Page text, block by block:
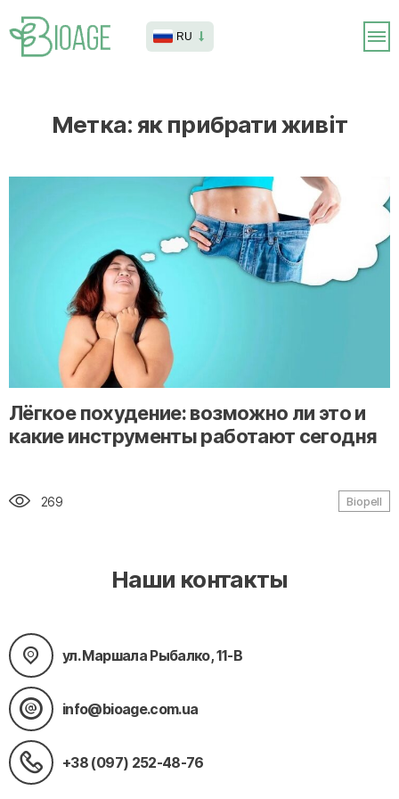
RU
Метка: як прибрати живіт
" alt="loading" class="img-responsive"/>
Лёгкое похудение: возможно ли это и
какие инструменты работают сегодня
269 Biopell
Наши контакты
ул. Маршала Рыбалко, 11-В
info@bioage.com.ua
+38 (097) 252-48-76